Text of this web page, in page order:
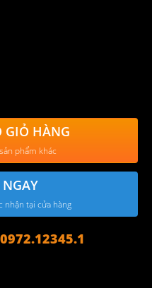
GIỎ HÀNG
phẩm khác
nhận tại cửa hàng